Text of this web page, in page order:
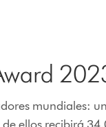
mundiales: